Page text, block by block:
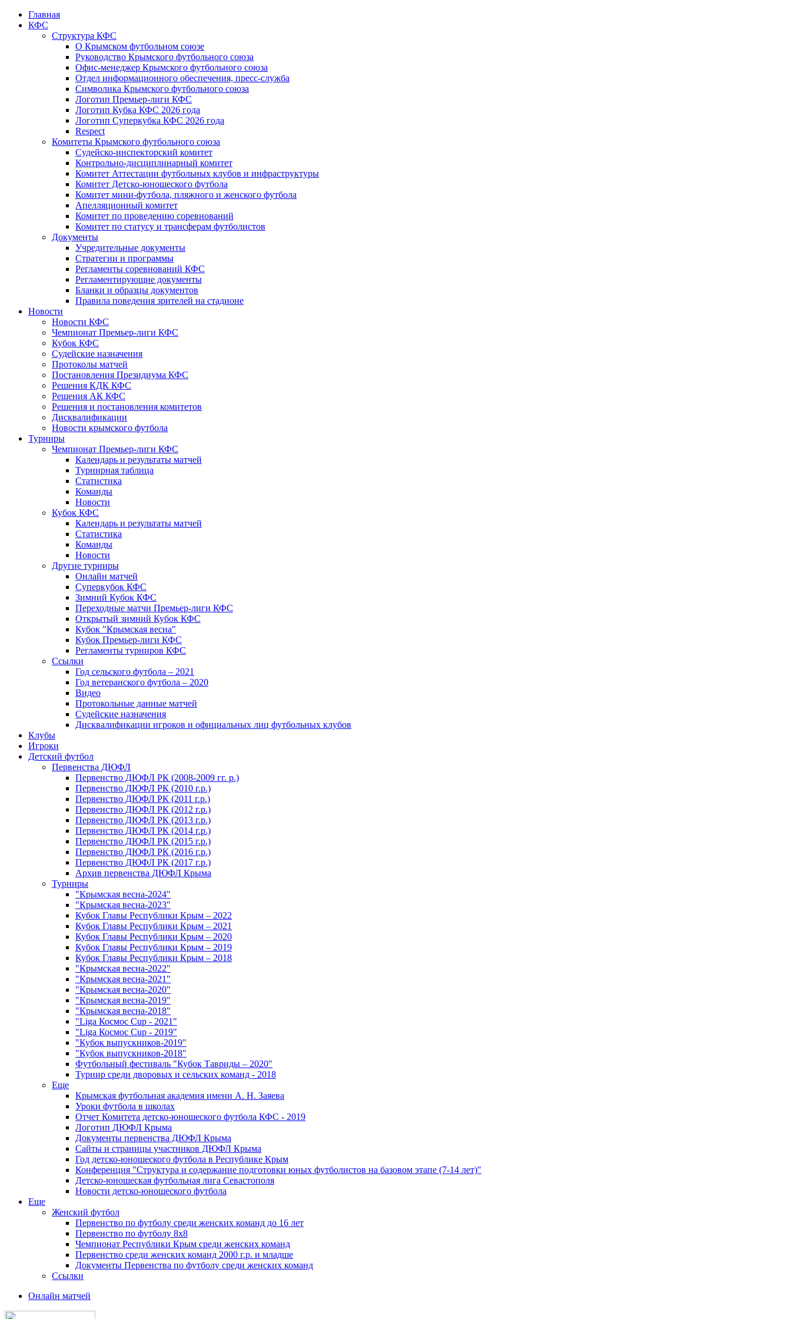
Главная
КФС
Структура КФС
О Крымском футбольном союзе
Руководство Крымского футбольного союза
Офис-менеджер Крымского футбольного союза
Отдел информационного обеспечения, пресс-служба
Символика Крымского футбольного союза
Логотип Премьер-лиги КФС
Логотип Кубка КФС 2026 года
Логотип Суперкубка КФС 2026 года
Respect
Комитеты Крымского футбольного союза
Судейско-инспекторский комитет
Контрольно-дисциплинарный комитет
Комитет Аттестации футбольных клубов и инфраструктуры
Комитет Детско-юношеского футбола
Комитет мини-футбола, пляжного и женского футбола
Апелляционный комитет
Комитет по проведению соревнований
Комитет по статусу и трансферам футболистов
Документы
Учредительные документы
Стратегии и программы
Регламенты соревнований КФС
Регламентирующие документы
Бланки и образцы документов
Правила поведения зрителей на стадионе
Новости
Новости КФС
Чемпионат Премьер-лиги КФС
Кубок КФС
Судейские назначения
Протоколы матчей
Постановления Президиума КФС
Решения КДК КФС
Решения АК КФС
Решения и постановления комитетов
Дисквалификации
Новости крымского футбола
Турниры
Чемпионат Премьер-лиги КФС
Календарь и результаты матчей
Турнирная таблица
Статистика
Команды
Новости
Кубок КФС
Календарь и результаты матчей
Статистика
Команды
Новости
Другие турниры
Онлайн матчей
Суперкубок КФС
Зимний Кубок КФС
Переходные матчи Премьер-лиги КФС
Открытый зимний Кубок КФС
Кубок "Крымская весна"
Кубок Премьер-лиги КФС
Регламенты турниров КФС
Ссылки
Год сельского футбола – 2021
Год ветеранского футбола – 2020
Видео
Протокольные данные матчей
Судейские назначения
Дисквалификации игроков и официальных лиц футбольных клубов
Клубы
Игроки
Детский футбол
Первенства ДЮФЛ
Первенство ДЮФЛ РК (2008-2009 гг. р.)
Первенство ДЮФЛ РК (2010 г.р.)
Первенство ДЮФЛ РК (2011 г.р.)
Первенство ДЮФЛ РК (2012 г.р.)
Первенство ДЮФЛ РК (2013 г.р.)
Первенство ДЮФЛ РК (2014 г.р.)
Первенство ДЮФЛ РК (2015 г.р.)
Первенство ДЮФЛ РК (2016 г.р.)
Первенство ДЮФЛ РК (2017 г.р.)
Архив первенства ДЮФЛ Крыма
Турниры
"Крымская весна-2024"
"Крымская весна-2023"
Кубок Главы Республики Крым – 2022
Кубок Главы Республики Крым – 2021
Кубок Главы Республики Крым – 2020
Кубок Главы Республики Крым – 2019
Кубок Главы Республики Крым – 2018
"Крымская весна-2022"
"Крымская весна-2021"
"Крымская весна-2020"
"Крымская весна-2019"
"Крымская весна-2018"
"Liga Космос Cup - 2021"
"Liga Космос Cup - 2019"
"Кубок выпускников-2019"
"Кубок выпускников-2018"
Футбольный фестиваль "Кубок Тавриды – 2020"
Турнир среди дворовых и сельских команд - 2018
Еще
Крымская футбольная академия имени А. Н. Заяева
Уроки футбола в школах
Отчет Комитета детско-юношеского футбола КФС - 2019
Логотип ДЮФЛ Крыма
Документы первенства ДЮФЛ Крыма
Сайты и страницы участников ДЮФЛ Крыма
Год детско-юношеского футбола в Республике Крым
Конференция "Структура и содержание подготовки юных футболистов на базовом этапе (7-14 лет)"
Детско-юношеская футбольная лига Севастополя
Новости детско-юношеского футбола
Еще
Женский футбол
Первенство по футболу среди женских команд до 16 лет
Первенство по футболу 8х8
Чемпионат Республики Крым среди женских команд
Первенство среди женских команд 2000 г.р. и младше
Документы Первенства по футболу среди женских команд
Ссылки
Онлайн матчей